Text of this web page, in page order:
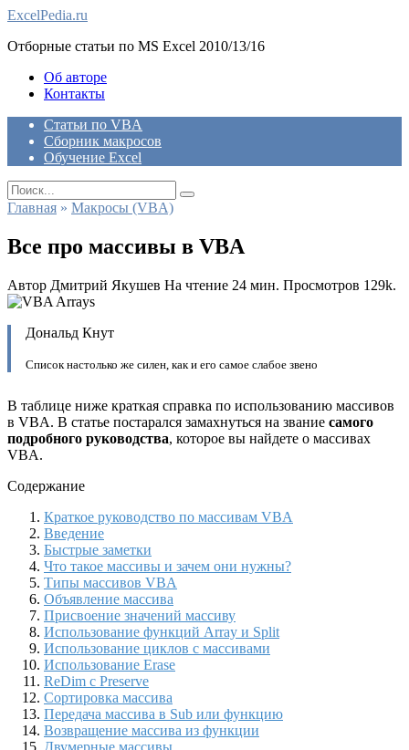
Skip
content
ExcelPedia.ru
Отборные статьи по MS Excel 2010/13/16
Об авторе
Контакты
Статьи по VBA
Сборник макросов
Обучение Excel
Search
for:
Главная » Макросы (VBA)
Все про массивы в VBA
Автор Дмитрий Якушев На чтение 24 мин. Просмотров 129k.
Дональд Кнут
Список настолько же силен, как и его самое слабое звено
В таблице ниже краткая справка по использованию массивов
в VBA. В статье постарался замахнуться на звание самого
подробного руководства, которое вы найдете о массивах
VBA.
Содержание
Краткое руководство по массивам VBA
Введение
Быстрые заметки
Что такое массивы и зачем они нужны?
Типы массивов VBA
Объявление массива
Присвоение значений массиву
Использование функций Array и Split
Использование циклов с массивами
Использование Erase
ReDim с Preserve
Сортировка массива
Передача массива в Sub или функцию
Возвращение массива из функции
Двумерные массивы